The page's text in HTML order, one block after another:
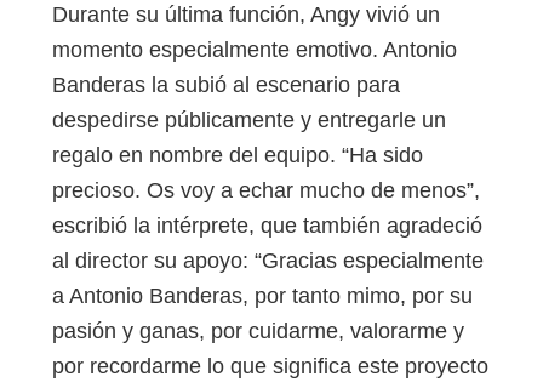
Durante su última función, Angy vivió un
momento especialmente emotivo. Antonio
Banderas la subió al escenario para
despedirse públicamente y entregarle un
regalo en nombre del equipo. “Ha sido
precioso. Os voy a echar mucho de menos”,
escribió la intérprete, que también agradeció
al director su apoyo: “Gracias especialmente
a Antonio Banderas, por tanto mimo, por su
pasión y ganas, por cuidarme, valorarme y
por recordarme lo que significa este proyecto